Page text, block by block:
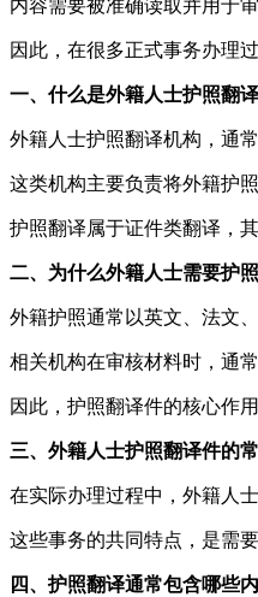
内容需要被准确读取并用于
因此，在很多正式事务办理
一、什么是外籍人士护照翻
外籍人士护照翻译机构，通
这类机构主要负责将外籍护
护照翻译属于证件类翻译，
二、为什么外籍人士需要护
外籍护照通常以英文、法文
相关机构在审核材料时，通
因此，护照翻译件的核心作
三、外籍人士护照翻译件的
在实际办理过程中，外籍人
这些事务的共同特点，是需
四、护照翻译通常包含哪些